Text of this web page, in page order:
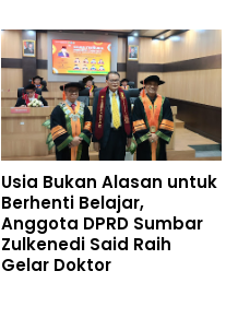
Usia Bukan Alasan untuk
Berhenti Belajar,
Anggota DPRD Sumbar
Zulkenedi Said Raih
Gelar Doktor